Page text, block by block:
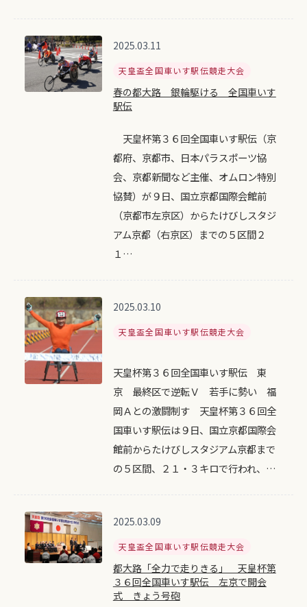
2025.03.11
天皇盃全国車いす駅伝競走大会
春の都大路 銀輪駆ける 全国車いす
駅伝
天皇杯第３６回全国車いす駅伝（京
都府、京都市、日本パラスポーツ協
会、京都新聞など主催、オムロン特別
協賛）が９日、国立京都国際会館前
（京都市左京区）からたけびしスタジ
アム京都（右京区）までの５区間２
１…
2025.03.10
天皇盃全国車いす駅伝競走大会
天皇杯第３６回全国車いす駅伝 東
京 最終区で逆転Ｖ 若手に勢い 福
岡Ａとの激闘制す 天皇杯第３６回全
国車いす駅伝は９日、国立京都国際会
館前からたけびしスタジアム京都まで
の５区間、２１・３キロで行われ、…
2025.03.09
天皇盃全国車いす駅伝競走大会
都大路「全力で走りきる」 天皇杯第
３６回全国車いす駅伝 左京で開会
式 きょう号砲